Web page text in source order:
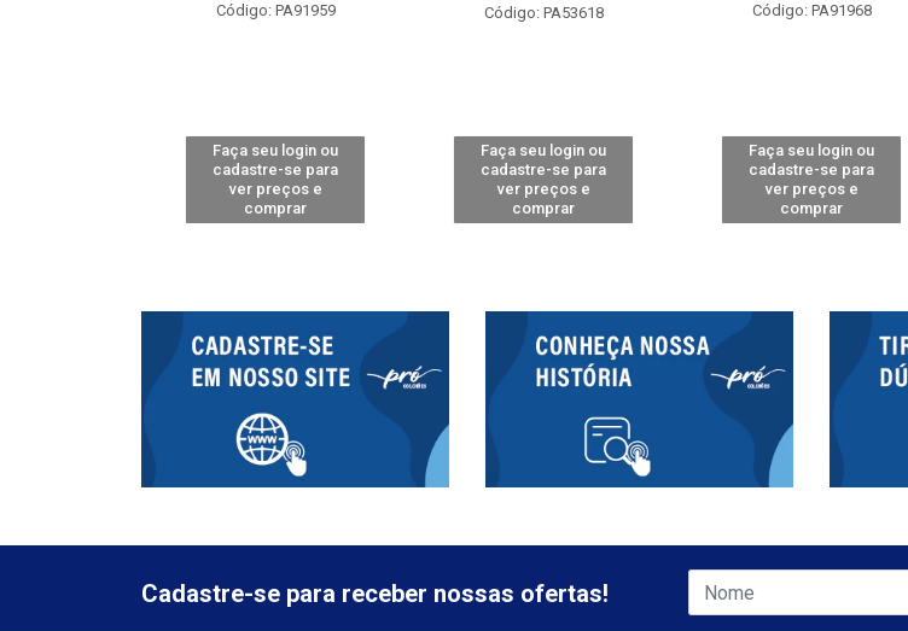
Código: PA91959
Faça seu login ou
cadastre-se para
ver preços e
comprar
Código: PA53618
Faça seu login ou
cadastre-se para
ver preços e
comprar
Código: PA91968
Faça seu login ou
cadastre-se para
ver preços e
comprar
Cadastre-se para receber nossas ofertas!